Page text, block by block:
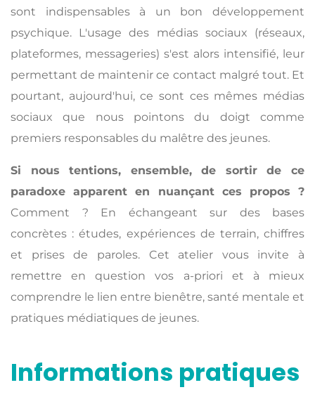
sont indispensables à un bon développement
psychique. L'usage des médias sociaux (réseaux,
plateformes, messageries) s'est alors intensifié, leur
permettant de maintenir ce contact malgré tout. Et
pourtant, aujourd'hui, ce sont ces mêmes médias
sociaux que nous pointons du doigt comme
premiers responsables du malêtre des jeunes.
Si nous tentions, ensemble, de sortir de ce
paradoxe apparent en nuançant ces propos ?
Comment ? En échangeant sur des bases
concrètes : études, expériences de terrain, chiffres
et prises de paroles. Cet atelier vous invite à
remettre en question vos a-priori et à mieux
comprendre le lien entre bienêtre, santé mentale et
pratiques médiatiques de jeunes.
Informations pratiques